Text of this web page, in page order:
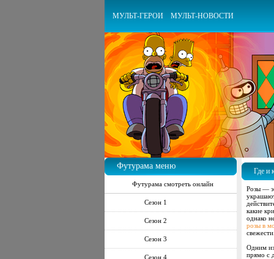
МУЛЬТ-ГЕРОИ МУЛЬТ-НОВОСТИ
Футурама меню
Футурама смотреть онлайн
Сезон 1
Сезон 2
Сезон 3
Сезон 4
Где и
Розы —
какие
однако
розы в
Одним из
прямо с